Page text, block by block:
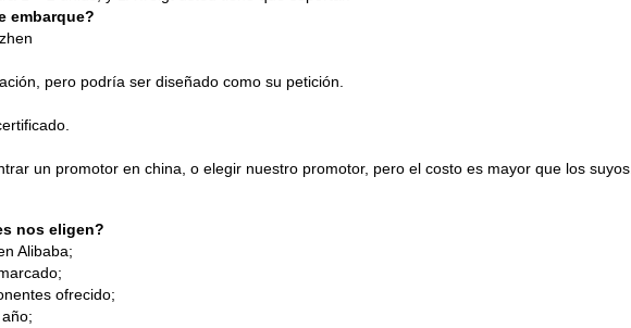
embarque?
pero podría ser diseñado como su petición.
un promotor en china, o elegir nuestro promotor, pero el costo es mayor que los suyos.
nos eligen?
Alibaba;
ofrecido;